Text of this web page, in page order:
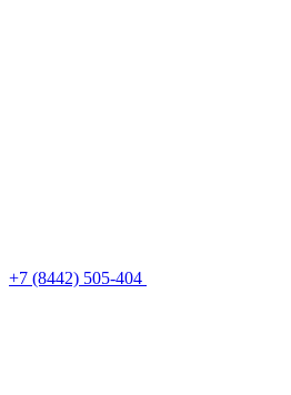
+7 (8442) 505-404